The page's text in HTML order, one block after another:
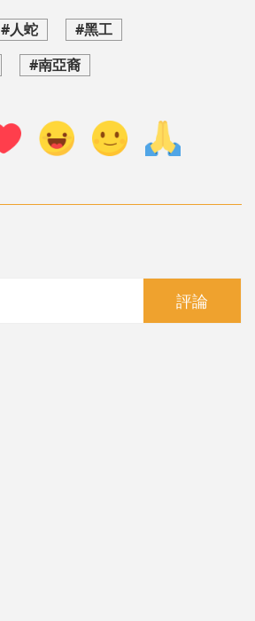
#人蛇
#黑工
#南亞裔
評論